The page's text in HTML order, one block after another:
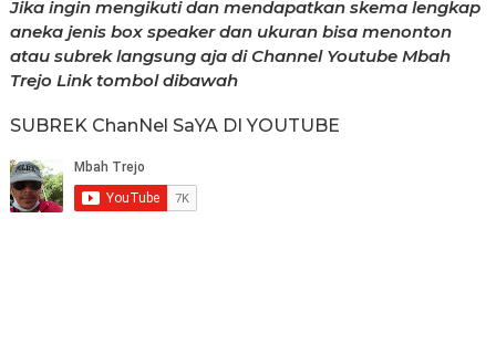
Jika ingin mengikuti dan mendapatkan skema lengkap
aneka jenis box speaker dan ukuran bisa menonton
atau subrek langsung aja di Channel Youtube Mbah
Trejo Link tombol dibawah
SUBREK ChanNel SaYA DI YOUTUBE